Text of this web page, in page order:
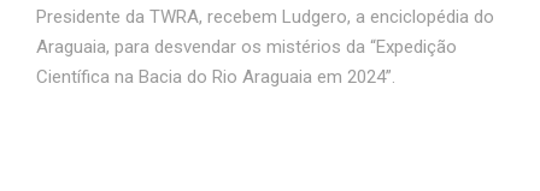
Presidente da TWRA, recebem Ludgero, a enciclopédia do
Araguaia, para desvendar os mistérios da “Expedição
Científica na Bacia do Rio Araguaia em 2024”.